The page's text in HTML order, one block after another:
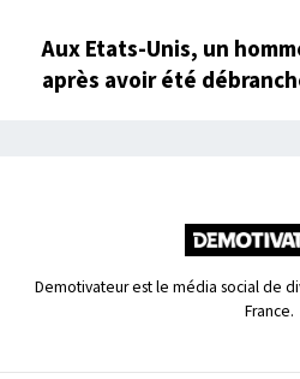
Aux Etats-Unis, un
après avoir été
Demotivateur est le média social de
France.